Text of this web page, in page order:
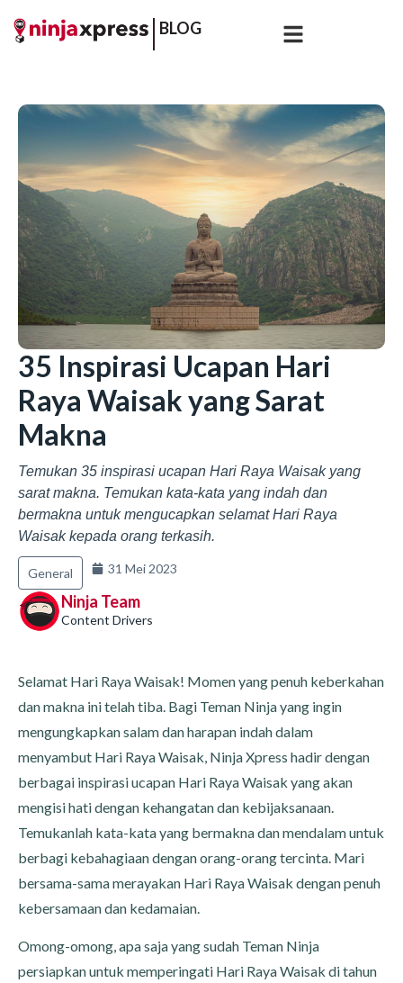
BLOG
35 Inspirasi Ucapan Hari
Raya Waisak yang Sarat
Makna
Temukan 35 inspirasi ucapan Hari Raya Waisak yang
sarat makna. Temukan kata-kata yang indah dan
bermakna untuk mengucapkan selamat Hari Raya
Waisak kepada orang terkasih.
General 31 Mei 2023
Ninja Team
Content Drivers
Selamat Hari Raya Waisak! Momen yang penuh keberkahan
dan makna ini telah tiba. Bagi Teman Ninja yang ingin
mengungkapkan salam dan harapan indah dalam
menyambut Hari Raya Waisak, Ninja Xpress hadir dengan
berbagai inspirasi ucapan Hari Raya Waisak yang akan
mengisi hati dengan kehangatan dan kebijaksanaan.
Temukanlah kata-kata yang bermakna dan mendalam untuk
berbagi kebahagiaan dengan orang-orang tercinta. Mari
bersama-sama merayakan Hari Raya Waisak dengan penuh
kebersamaan dan kedamaian.
Omong-omong, apa saja yang sudah Teman Ninja
persiapkan untuk memperingati Hari Raya Waisak di tahun